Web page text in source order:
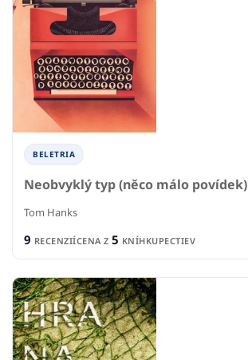
BELETRIA
Neobvyklý typ (něco málo povídek)
Tom Hanks
9 RECENZIÍCENA Z 5 KNÍHKUPECTIEV